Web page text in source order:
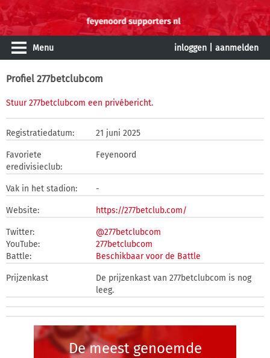
Menu inloggen aanmelden
Profiel 277betclubcom
Stuur 277betclubcom een privébericht.
Registratiedatum: 21 juni 2025
Favoriete
eredivisieclub:
Feyenoord
Vak in het stadion: -
Website: https://277betclub.com/
Twitter:
@277betclubcom
YouTube:
277betclubcom
Battle:
Beschikbaar voor de Battle
Prijzenkast
De prijzenkast van 277betclubcom is nog
leeg.
De meest genoemde